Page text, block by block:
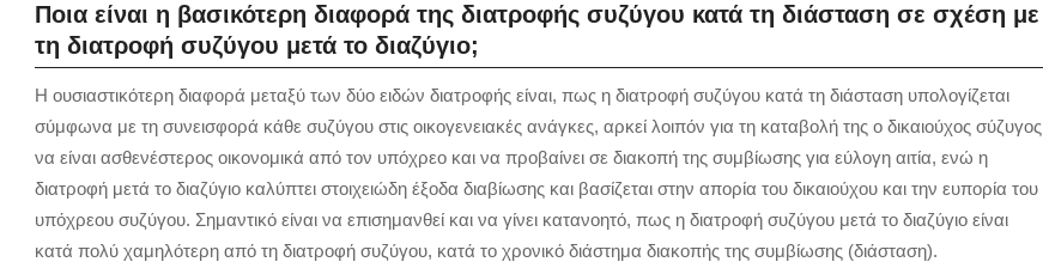
Ποια είναι η βασικότερη διαφορά της διατροφής συζύγου κατά τη διάσταση σε σχέση με
τη διατροφή συζύγου μετά το διαζύγιο;
H ουσιαστικότερη διαφορά μεταξύ των δύο ειδών διατροφής είναι, πως η διατροφή συζύγου κατά τη διάσταση υπολογίζεται
σύμφωνα με τη συνεισφορά κάθε συζύγου στις οικογενειακές ανάγκες, αρκεί λοιπόν για τη καταβολή της ο δικαιούχος σύζυγος
να είναι ασθενέστερος οικονομικά από τον υπόχρεο και να προβαίνει σε διακοπή της συμβίωσης για εύλογη αιτία, ενώ η
διατροφή μετά το διαζύγιο καλύπτει στοιχειώδη έξοδα διαβίωσης και βασίζεται στην απορία του δικαιούχου και την ευπορία του
υπόχρεου συζύγου. Σημαντικό είναι να επισημανθεί και να γίνει κατανοητό, πως η διατροφή συζύγου μετά το διαζύγιο είναι
κατά πολύ χαμηλότερη από τη διατροφή συζύγου, κατά το χρονικό διάστημα διακοπής της συμβίωσης (διάσταση).